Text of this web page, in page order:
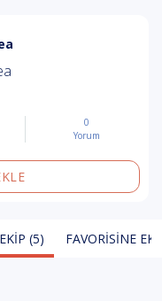
0
Yorum
(5) FAVORISINE